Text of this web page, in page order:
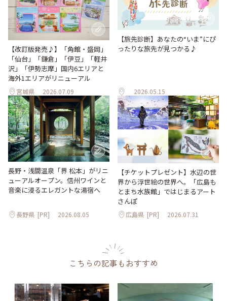
【改訂版発売♪】「角館・盛岡」
「仙台」「鎌倉」「伊豆」「軽井
沢」「伊勢志摩」国内6エリアと
海外1エリアがリニューアル
宮城県 2026.07.09
【旅先診断】あなたの“いま”にぴ
ったりな旅先が見つかる♪
2026.05.15
長野・浅間温泉「界 松本」がリニ
ューアルオープン。信州ワインと
音楽に浸るエレガントな湯宿へ
長野県 [PR] 2026.08.05
【チケットプレゼント】水辺の世
界から浮世絵の世界へ。「広島も
とまち水族館」ではじまるアート
さんぽ
広島県 [PR] 2026.07.31
こちらの記事もおすすめ